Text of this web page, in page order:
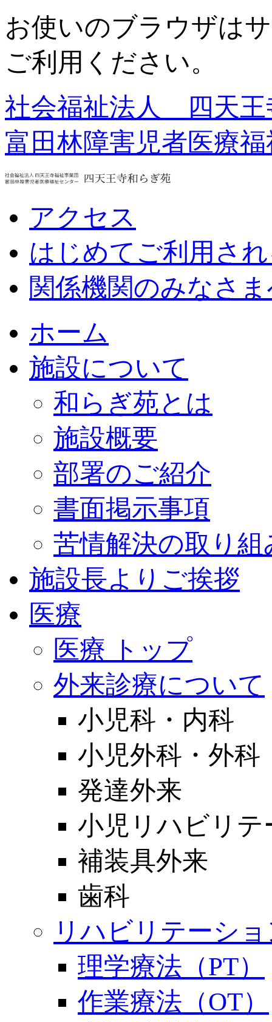
お使いのブラウザは
ご利用ください。
社会福祉法人 四天王
富田林障害児者医療
アクセス
はじめてご利用さ
関係機関のみなさ
ホーム
施設について
和らぎ苑とは
施設概要
部署のご紹介
書面掲示事項
苦情解決の取り組
施設長よりご挨拶
医療
医療 トップ
外来診療について
小児科・内科
小児外科・外科
発達外来
小児リハビリ
補装具外来
歯科
リハビリテーシ
理学療法（PT）
作業療法（OT）